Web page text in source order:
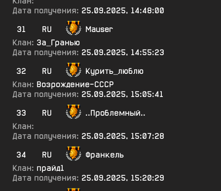
Дата получения: 25.09.2025, 14:48:00
31
RU
Mauser
Клан: За_Гранью
Дата получения: 25.09.2025, 14:55:23
32
RU
Курить_люблю
Клан: Возрождение-СССР
Дата получения: 25.09.2025, 15:05:41
33
RU
..Проблемный..
Клан:
Дата получения: 25.09.2025, 15:07:28
34
RU
Франкель
Клан: прайд1
Дата получения: 25.09.2025, 15:20:29